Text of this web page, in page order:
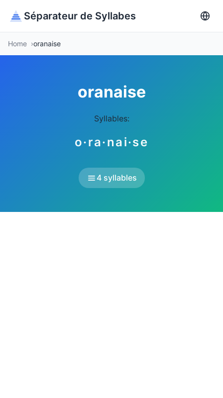
Séparateur de Syllabes
Home oranaise
oranaise
Syllables:
o·ra·nai·se
4 syllables